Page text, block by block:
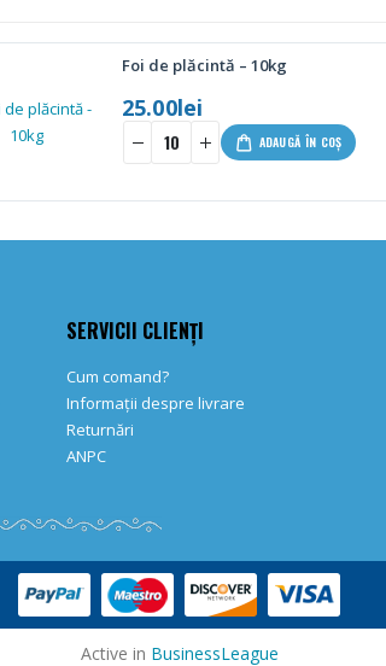
Aluat de foietaj Crustas – 10kg
27.60lei
ADAUGĂ ÎN COȘ
+
SERVICII CLIENȚI
Cum comand?
Informații despre livrare
Returnări
ANPC
Active in BusinessLeague